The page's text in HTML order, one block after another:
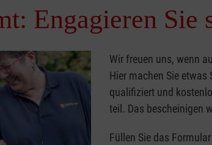
Engagieren
Wir freuen uns, wenn
Hier machen Sie etwas
qualifiziert und
teil. Das bescheinigen
Füllen Sie das